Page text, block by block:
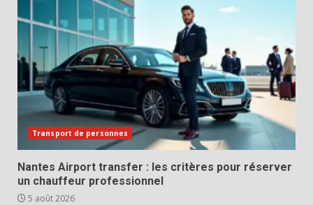
Transport de personnes
Nantes Airport transfer : les critères pour réserver
un chauffeur professionnel
5 août 2026